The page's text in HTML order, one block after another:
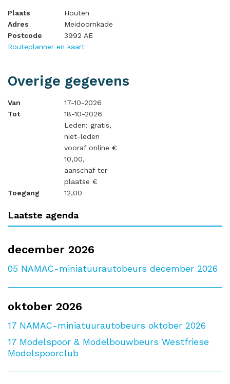
Plaats
Houten
Adres
Meidoornkade
Postcode
3992 AE
Routeplanner en kaart
Overige gegevens
Van
17-10-2026
Tot
18-10-2026
Toegang
Leden: gratis,
niet-leden
vooraf online €
10,00,
aanschaf ter
plaatse €
12,00
Laatste agenda
december 2026
05 NAMAC-miniatuurautobeurs december 2026
oktober 2026
17 NAMAC-miniatuurautobeurs oktober 2026
17 Modelspoor & Modelbouwbeurs Westfriese
Modelspoorclub